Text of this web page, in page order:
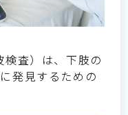
査）は、下肢の
発見するための